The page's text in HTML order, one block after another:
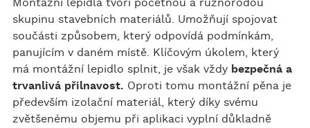
Montážní lepidla tvoří početnou a různorodou
skupinu stavebních materiálů. Umožňují spojovat
součásti způsobem, který odpovídá podmínkám,
panujícím v daném místě. Klíčovým úkolem, který
má montážní lepidlo splnit, je však vždy bezpečná a
trvanlivá přilnavost. Oproti tomu montážní pěna je
především izolační materiál, který díky svému
zvětšenému objemu při aplikaci vyplní důkladně